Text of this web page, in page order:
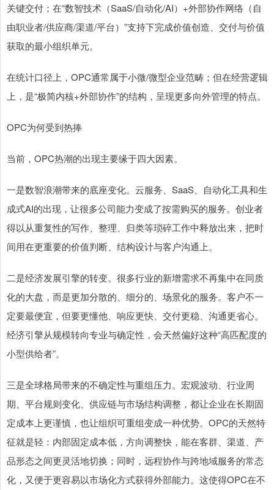
关键交付；在“数智技术（SaaS/自动化/AI）+外部协作网络（自
由职业者/供应商/渠道/平台）”支持下完成价值创造、交付与价值
获取的最小组织单元。
在统计口径上，OPC通常属于小微/微型企业范畴；但在经营逻辑
上，是“极简内核+外部协作”的结构，呈现更多向外管理的特点。
OPC为何受到热捧
当前，OPC热潮的出现主要缘于四大因素。
一是数智浪潮带来的底座变化。云服务、SaaS、自动化工具和生
成式AI的出现，让很多公司能力变成了按需购买的服务。创业者
得以从重复性的写作、整理、归类等琐碎工作中释放出来，把时
间用在更重要的价值判断、结构设计与客户沟通上。
二是经济发展引擎的转变。很多行业的新增需求不再集中在同质
化的大盘，而是更加分散的、细分的、场景化的服务。客户不一
定要最便宜，但要更懂他、响应更快、交付更稳、沟通更省心。
经济引擎从规模转向专业与确定性，会天然偏好这种“高匹配度的
小型供给者”。
三是全球格局带来的不确定性与重组压力。宏观波动、行业周
期、平台规则变化、供应链与市场结构调整，都让企业在长期固
定成本上更谨慎，也让组织可重组变成一种优势。OPC的天然特
征就是轻：内部固定成本低，方向调整快，能在客群、渠道、产
品形态之间更灵活地切换；同时，远程协作与跨地域服务的常态
化，又便于更容易以市场化方式获得外部能力。这使得OPC在不